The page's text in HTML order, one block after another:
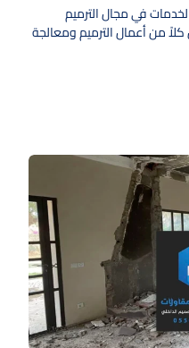
في مجال الترميم
من أعمال الترميم ومعالجة